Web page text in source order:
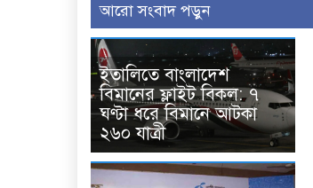
আরো সংবাদ পড়ুন
ইতালিতে বাংলাদেশ
বিমানের ফ্লাইট বিকল: ৭
ঘণ্টা ধরে বিমানে আটকা
২৬০ যাত্রী